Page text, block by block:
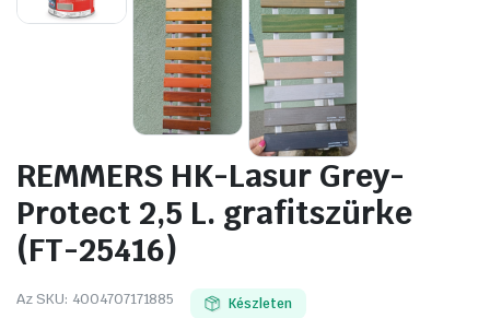
REMMERS HK-Lasur Grey-
Protect 2,5 L. grafitszürke
(FT-25416)
Az SKU: 4004707171885 Készleten